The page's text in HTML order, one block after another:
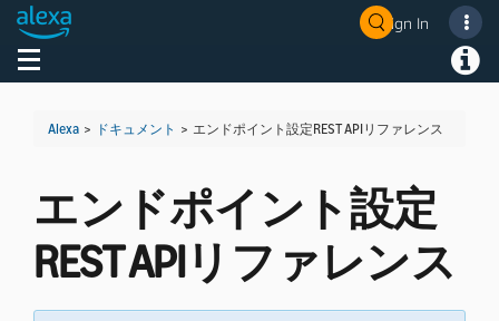
Sign In
Toggle navigation
Alexa > ドキュメント > エンドポイント設定REST APIリファレンス
エンドポイント設定
REST APIリファレンス
Welcome! Ask the DevAssistant